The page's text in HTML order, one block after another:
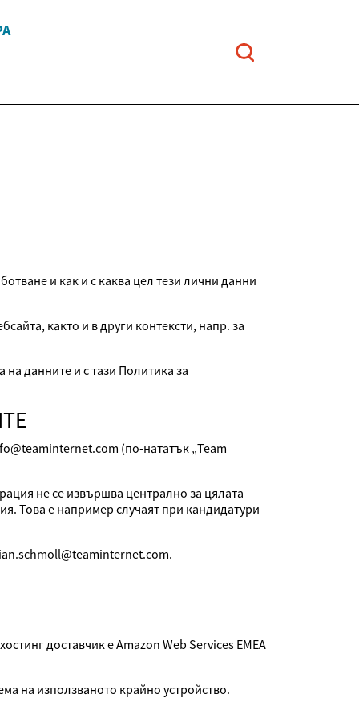
и как и с каква цел тези лични данни
както и в други контексти, напр. за
данните и с тази Политика за
(по-нататък „Team
не се извършва централно за цялата
Това е например случаят при кандидатури
доставчик е Amazon Web Services EMEA
на използваното крайно устройство.